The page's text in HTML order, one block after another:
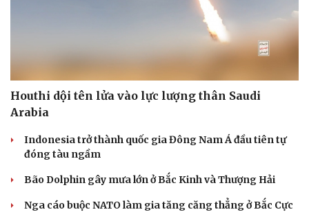
Houthi dội tên lửa vào lực lượng thân Saudi
Arabia
Indonesia trở thành quốc gia Đông Nam Á đầu tiên tự
đóng tàu ngầm
Bão Dolphin gây mưa lớn ở Bắc Kinh và Thượng Hải
Nga cáo buộc NATO làm gia tăng căng thẳng ở Bắc Cực